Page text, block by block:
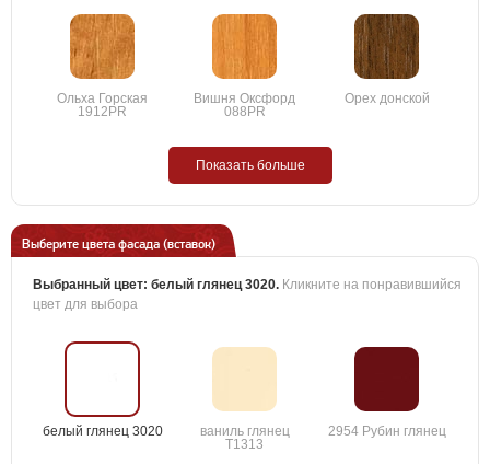
Ольха Горская
1912PR
Вишня Оксфорд
088PR
Орех донской
Показать больше
Выберите цвета фасада (вставок)
Выбранный цвет: белый глянец 3020. Кликните на понравившийся
цвет для выбора
белый глянец 3020
ваниль глянец
T1313
2954 Рубин глянец